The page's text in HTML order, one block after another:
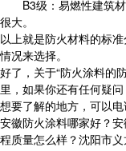
B3级：易燃性建筑
很大。
以上就是防火材料的标
情况来选择。
好了，关于“防火涂料的
里，如果你还有任何疑
想要了解的地方，可以
安徽防火涂料哪家好？
程质量怎么样？沈阳市